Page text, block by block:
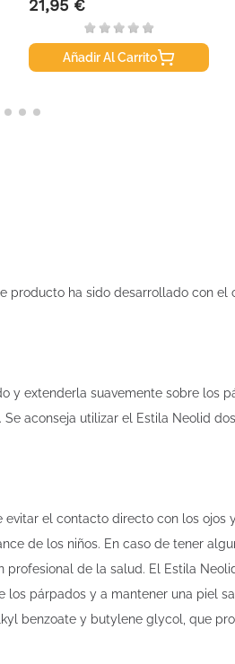
Precio
21,95 €
Añadir Al Carrito
producto ha sido desarrollado con el
y extenderla suavemente sobre los
aconseja utilizar el Estila Neolid
el contacto directo con los ojos
de los niños. En caso de tener
de la salud. El Estila
párpados y a mantener una piel
benzoate y butylene glycol, que